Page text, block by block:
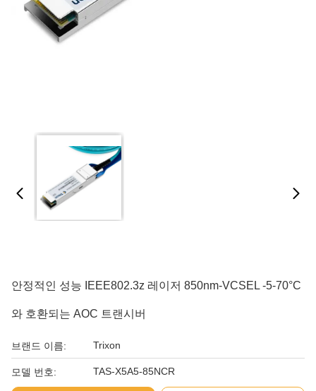
안정적인 성능 IEEE802.3z 레이저 850nm-VCSEL -5-70°C
와 호환되는 AOC 트랜시버
브랜드 이름: Trixon
모델 번호: TAS-X5A5-85NCR